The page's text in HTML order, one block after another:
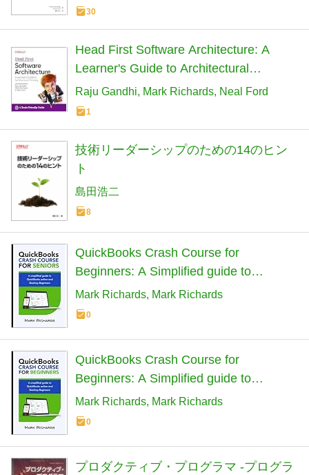
30
Head First Software Architecture: A
Learner's Guide to Architectural
Thinking
Raju Gandhi Mark Richards Neal Ford
1
技術リーダーシップのための14のヒン
ト
島田浩二
8
QuickBooks Crash Course for
Beginners: A Simplified guide to
QuickBooks Online and Desktop for
Beginners
Mark Richards Mark Richards
0
QuickBooks Crash Course for
Beginners: A Simplified guide to
QuickBooks Online and Desktop for
Beginners
Mark Richards Mark Richards
0
プロダクティブ・プログラマ -プログラ